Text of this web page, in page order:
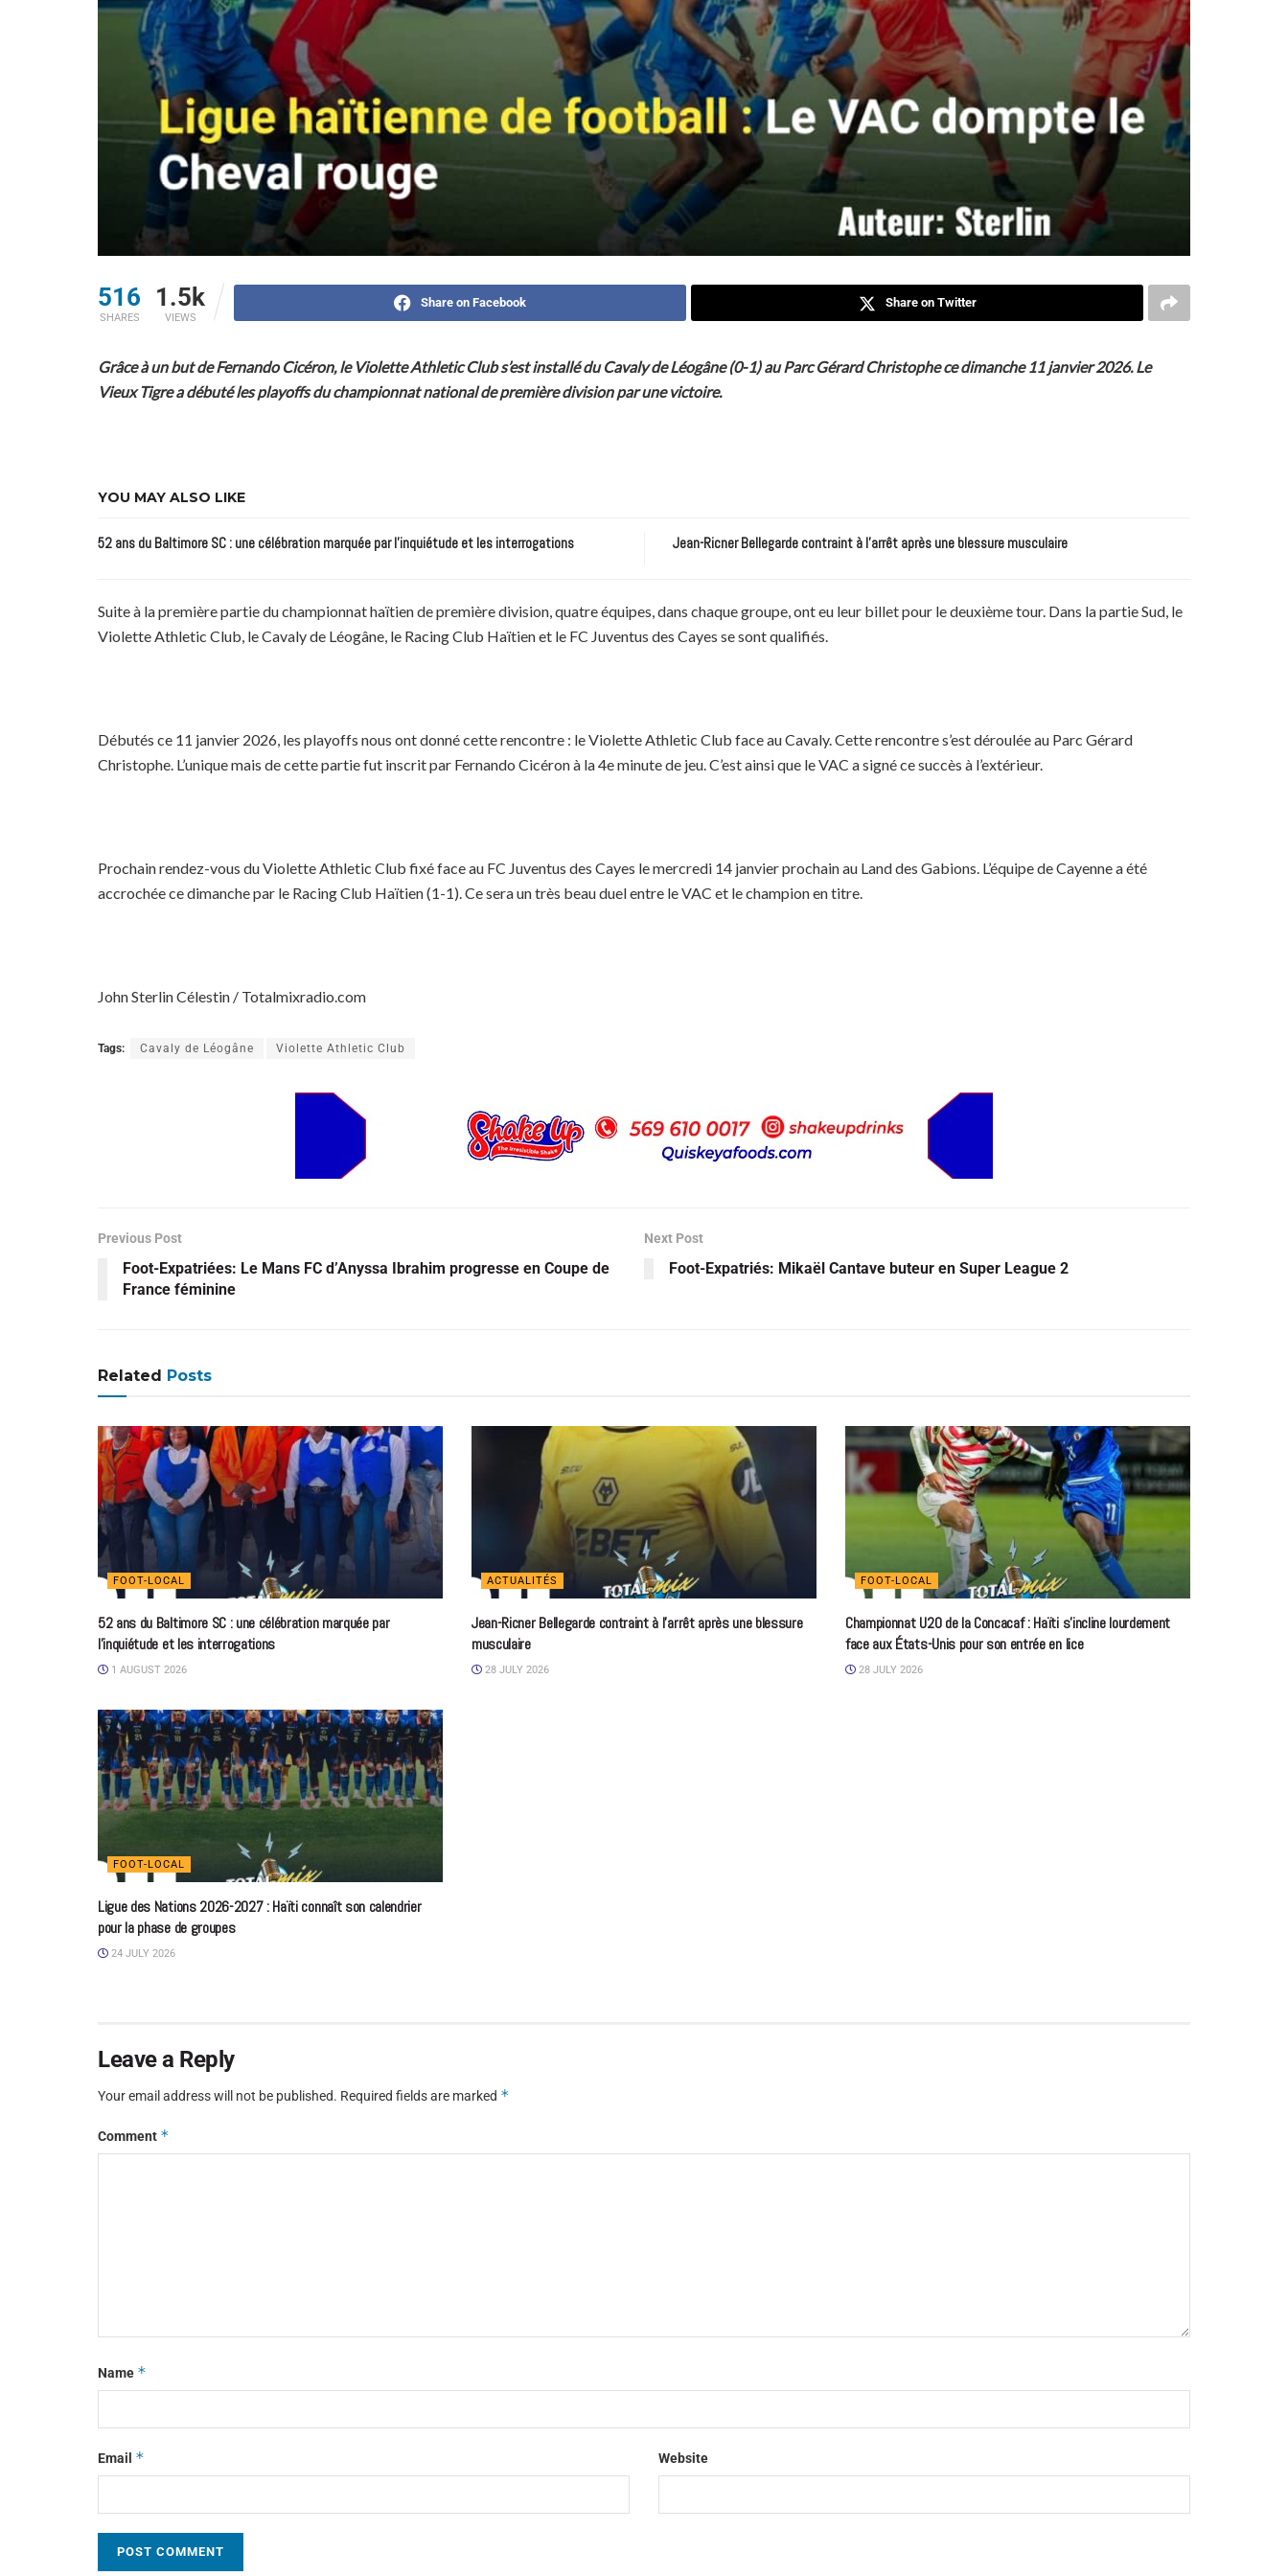
516
SHARES
1.5k
VIEWS
Share on Facebook Share on Twitter
Grâce à un but de Fernando Cicéron, le Violette Athletic Club s’est installé du Cavaly de Léogâne (0-1) au Parc Gérard Christophe ce dimanche 11 janvier 2026. Le
Vieux Tigre a débuté les playoffs du championnat national de première division par une victoire.
YOU MAY ALSO LIKE
52 ans du Baltimore SC : une célébration marquée par l’inquiétude et les interrogations Jean-Ricner Bellegarde contraint à l’arrêt après une blessure musculaire
Suite à la première partie du championnat haïtien de première division, quatre équipes, dans chaque groupe, ont eu leur billet pour le deuxième tour. Dans la partie Sud, le
Violette Athletic Club, le Cavaly de Léogâne, le Racing Club Haïtien et le FC Juventus des Cayes se sont qualifiés.
Débutés ce 11 janvier 2026, les playoffs nous ont donné cette rencontre : le Violette Athletic Club face au Cavaly. Cette rencontre s’est déroulée au Parc Gérard
Christophe. L’unique mais de cette partie fut inscrit par Fernando Cicéron à la 4e minute de jeu. C’est ainsi que le VAC a signé ce succès à l’extérieur.
Prochain rendez-vous du Violette Athletic Club fixé face au FC Juventus des Cayes le mercredi 14 janvier prochain au Land des Gabions. L’équipe de Cayenne a été
accrochée ce dimanche par le Racing Club Haïtien (1-1). Ce sera un très beau duel entre le VAC et le champion en titre.
John Sterlin Célestin / Totalmixradio.com
Tags: Cavaly de Léogâne Violette Athletic Club
Previous Post
Foot-Expatriées: Le Mans FC d’Anyssa Ibrahim progresse en Coupe de
France féminine
Next Post
Foot-Expatriés: Mikaël Cantave buteur en Super League 2
Related Posts
FOOT-LOCAL
52 ans du Baltimore SC : une célébration marquée par
l’inquiétude et les interrogations
1 AUGUST 2026
ACTUALITÉS
Jean-Ricner Bellegarde contraint à l’arrêt après une blessure
musculaire
28 JULY 2026
FOOT-LOCAL
Championnat U20 de la Concacaf : Haïti s’incline lourdement
face aux États-Unis pour son entrée en lice
28 JULY 2026
FOOT-LOCAL
Ligue des Nations 2026-2027 : Haïti connaît son calendrier
pour la phase de groupes
24 JULY 2026
Leave a Reply
Your email address will not be published. Required fields are marked *
Comment *
Name *
Email * Website